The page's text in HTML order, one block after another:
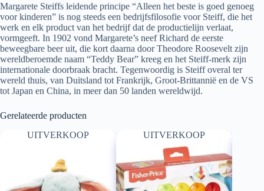
Margarete Steiffs leidende principe “Alleen het beste is goed genoeg
voor kinderen” is nog steeds een bedrijfsfilosofie voor Steiff, die het
werk en elk product van het bedrijf dat de productielijn verlaat,
vormgeeft. In 1902 vond Margarete’s neef Richard de eerste
beweegbare beer uit, die kort daarna door Theodore Roosevelt zijn
wereldberoemde naam “Teddy Bear” kreeg en het Steiff-merk zijn
internationale doorbraak bracht. Tegenwoordig is Steiff overal ter
wereld thuis, van Duitsland tot Frankrijk, Groot-Brittannië en de VS
tot Japan en China, in meer dan 50 landen wereldwijd.
Gerelateerde producten
UITVERKOOP
UITVERKOOP